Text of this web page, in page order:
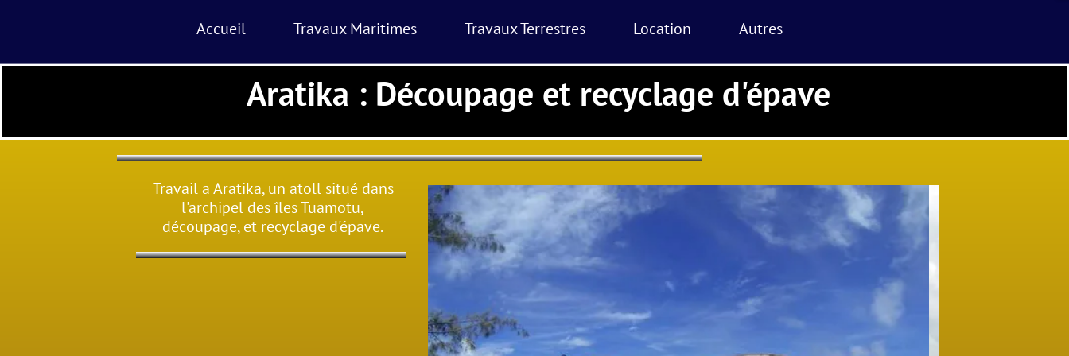
Accueil Travaux Maritimes Travaux Terrestres Location Autres
Aratika : Découpage et recyclage d'épave
Travail a Aratika, un atoll situé dans
l'archipel des îles Tuamotu,
découpage, et recyclage d'épave.